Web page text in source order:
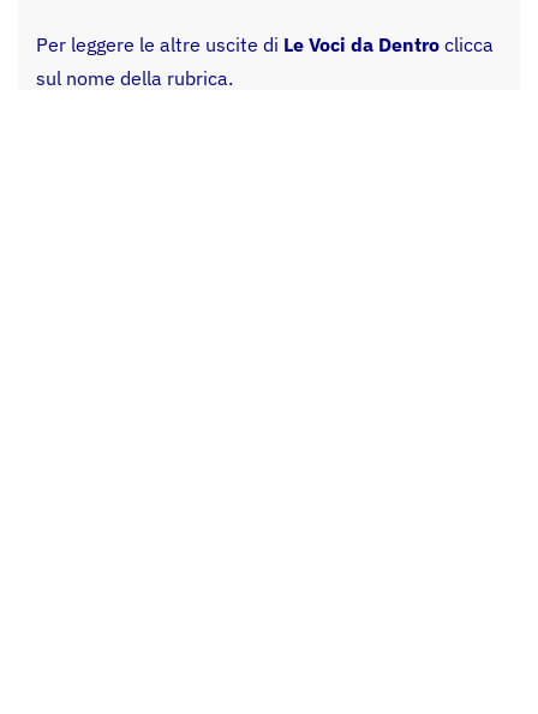
Per leggere le altre uscite di Le Voci da Dentro clicca
sul nome della rubrica.